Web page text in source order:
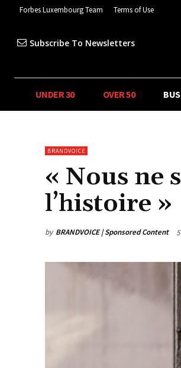
Forbes Luxembourg Team Terms of Use
Subscribe To Newsletters
UNDER 30 OVER 50
BRANDVOICE
« Nous ne
l’histoire »
by BRANDVOICE | Sponsored Content